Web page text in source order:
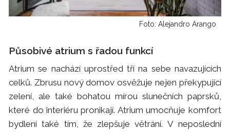
Foto: Alejandro Arango
Působivé atrium s řadou funkcí
Atrium se nachází uprostřed tří na sebe navazujících
celků. Zbrusu nový domov osvěžuje nejen překypující
zelení, ale také bohatou mírou slunečních paprsků,
které do interiéru pronikají. Atrium umocňuje komfort
bydlení také tím, že zlepšuje větrání. V neposlední